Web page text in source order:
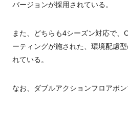
バージョンが採用されている。
また、どちらも4シーズン対応で、
ーティングが施された、環境配慮
れている。
なお、ダブルアクションフロアポン